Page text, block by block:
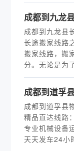
成都到九龙
成都到九龙县
长途搬家线路
搬家线路，搬
分。无论是为
成都到道孚
成都到道孚县
精品直达线路
专业机械设备
天天发车24小